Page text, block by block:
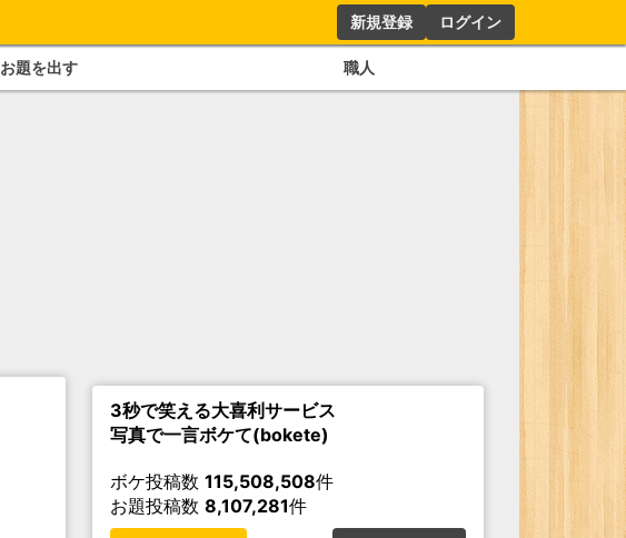
新規登録 ログイン
お題を出す 職人
3秒で笑える大喜利サービス
写真で一言ボケて(bokete)
ボケ投稿数 115,508,508件
お題投稿数 8,107,281件